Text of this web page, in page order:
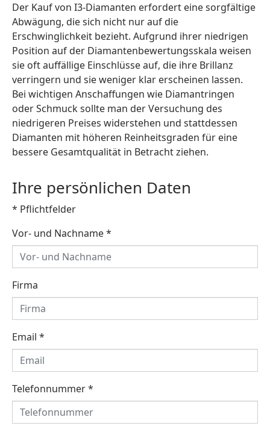
Der Kauf von I3-Diamanten erfordert eine sorgfältige
Abwägung, die sich nicht nur auf die
Erschwinglichkeit bezieht. Aufgrund ihrer niedrigen
Position auf der Diamantenbewertungsskala weisen
sie oft auffällige Einschlüsse auf, die ihre Brillanz
verringern und sie weniger klar erscheinen lassen.
Bei wichtigen Anschaffungen wie Diamantringen
oder Schmuck sollte man der Versuchung des
niedrigeren Preises widerstehen und stattdessen
Diamanten mit höheren Reinheitsgraden für eine
bessere Gesamtqualität in Betracht ziehen.
Ihre persönlichen Daten
* Pflichtfelder
Vor- und Nachname*
Firma
Email *
Telefonnummer*